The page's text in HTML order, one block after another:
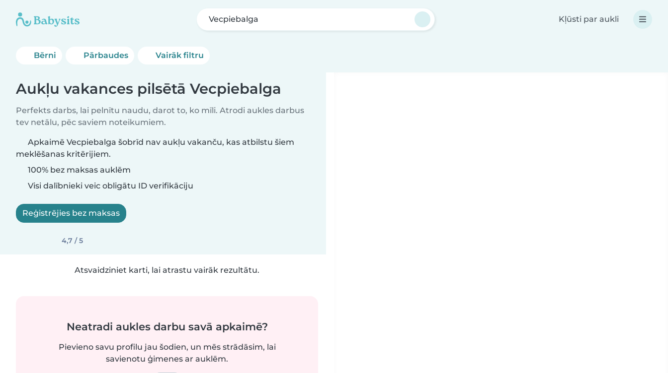
Vecpiebalga Kļūsti par aukli
Bērni Pārbaudes Vairāk filtru
Aukļu vakances pilsētā Vecpiebalga
Perfekts darbs, lai pelnītu naudu, darot to, ko mīli. Atrodi aukles darbus
tev netālu, pēc saviem noteikumiem.
Apkaimē Vecpiebalga šobrīd nav aukļu vakanču, kas atbilstu šiem
meklēšanas kritērijiem.
100% bez maksas auklēm
Visi dalībnieki veic obligātu ID verifikāciju
Reģistrējies bez maksas
4,7 / 5
Atsvaidziniet karti, lai atrastu vairāk rezultātu.
Neatradi aukles darbu savā apkaimē?
Pievieno savu profilu jau šodien, un mēs strādāsim, lai
savienotu ģimenes ar auklēm.